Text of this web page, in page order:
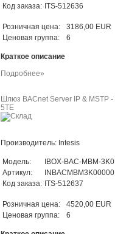
Код заказа: ITS-512636
Розничная цена:
3186,00 EUR
Ценовая группа:
6
Краткое описание
Подробнее»
Шлюз BACnet Server IP & MSTP
5TE
Производитель: Intesis
Модель:
IBOX-BAC-MBM-3K0
Артикул:
INBACMBM3K00000
Код заказа: ITS-512637
Розничная цена:
4520,00 EUR
Ценовая группа:
6